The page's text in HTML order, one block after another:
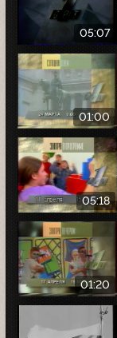
05:07
01:00
05:18
01:20